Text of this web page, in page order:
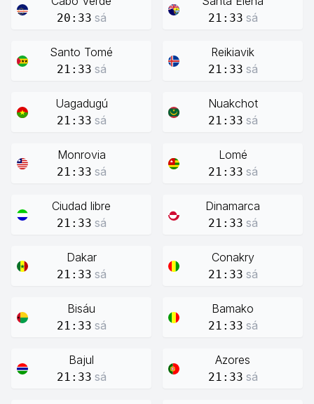
20:33 sá 21:33 sá
Santo Tomé
21:33 sá
Reikiavik
21:33 sá
Uagadugú
21:33 sá
Nuakchot
21:33 sá
Monrovia
21:33 sá
Lomé
21:33 sá
Ciudad libre
21:33 sá
Dinamarca
21:33 sá
Dakar
21:33 sá
Conakry
21:33 sá
Bisáu
21:33 sá
Bamako
21:33 sá
Bajul
21:33 sá
Azores
21:33 sá